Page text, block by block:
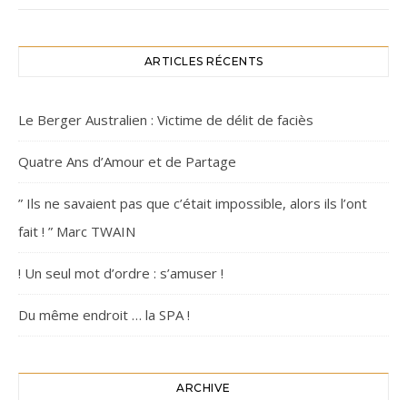
ARTICLES RÉCENTS
Le Berger Australien : Victime de délit de faciès
Quatre Ans d’Amour et de Partage
” Ils ne savaient pas que c’était impossible, alors ils l’ont
fait ! ” Marc TWAIN
! Un seul mot d’ordre : s’amuser !
Du même endroit … la SPA !
ARCHIVE